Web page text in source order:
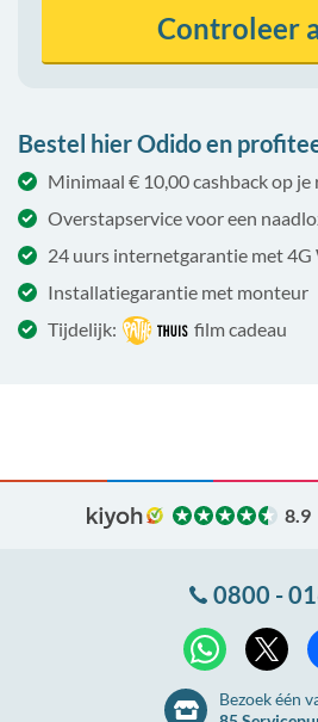
Controleer
Bestel hier Odido en
Minimaal € 10,00 cashback op je
Overstapservice voor een
24 uurs internetgarantie met
Installatiegarantie met monteur
Tijdelijk:
film cadeau
8.9
0800 -
WhatsApp
Bezoek één